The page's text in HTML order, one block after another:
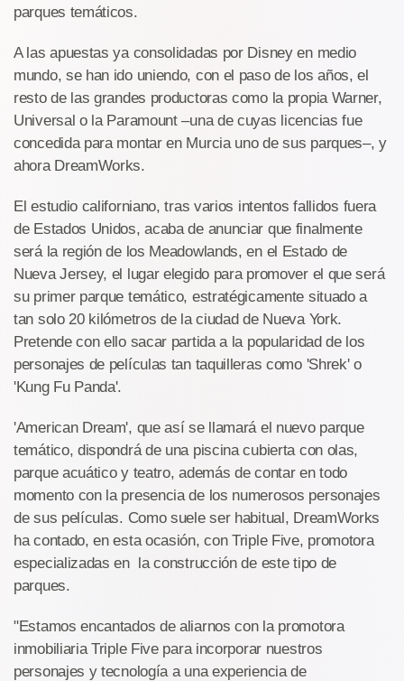
parques temáticos.
A las apuestas ya consolidadas por Disney en medio
mundo, se han ido uniendo, con el paso de los años, el
resto de las grandes productoras como la propia Warner,
Universal o la Paramount –una de cuyas licencias fue
concedida para montar en Murcia uno de sus parques–, y
ahora DreamWorks.
El estudio californiano, tras varios intentos fallidos fuera
de Estados Unidos, acaba de anunciar que finalmente
será la región de los Meadowlands, en el Estado de
Nueva Jersey, el lugar elegido para promover el que será
su primer parque temático, estratégicamente situado a
tan solo 20 kilómetros de la ciudad de Nueva York.
Pretende con ello sacar partida a la popularidad de los
personajes de películas tan taquilleras como 'Shrek' o
'Kung Fu Panda'.
'American Dream', que así se llamará el nuevo parque
temático, dispondrá de una piscina cubierta con olas,
parque acuático y teatro, además de contar en todo
momento con la presencia de los numerosos personajes
de sus películas. Como suele ser habitual, DreamWorks
ha contado, en esta ocasión, con Triple Five, promotora
especializadas en la construcción de este tipo de
parques.
"Estamos encantados de aliarnos con la promotora
inmobiliaria Triple Five para incorporar nuestros
personajes y tecnología a una experiencia de